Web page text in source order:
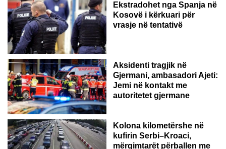
Ekstradohet nga Spanja në
Kosovë i kërkuari për
vrasje në tentativë
GJERMANI
Aksidenti tragjik në
Gjermani, ambasadori Ajeti:
Jemi në kontakt me
autoritetet gjermane
Kolona kilometërshe në
kufirin Serbi–Kroaci,
mërgimtarët përballen me